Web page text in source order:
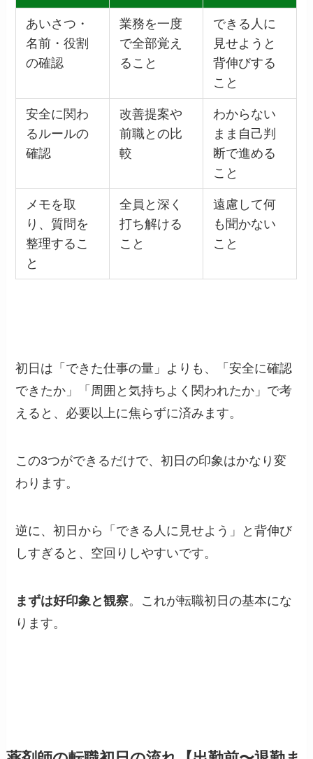
あいさつ・
名前・役割
の確認
業務を一度
で全部覚え
ること
できる人に
見せようと
背伸びする
こと
安全に関わ
るルールの
確認
改善提案や
前職との比
較
わからない
まま自己判
断で進める
こと
メモを取
り、質問を
整理するこ
と
全員と深く
打ち解ける
こと
遠慮して何
も聞かない
こと
初日は「できた仕事の量」よりも、「安全に確認
できたか」「周囲と気持ちよく関われたか」で考
えると、必要以上に焦らずに済みます。
この3つができるだけで、初日の印象はかなり変
わります。
逆に、初日から「できる人に見せよう」と背伸び
しすぎると、空回りしやすいです。
まずは好印象と観察。これが転職初日の基本にな
ります。